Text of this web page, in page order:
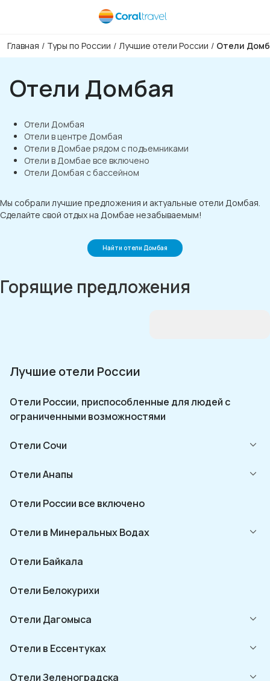
Главная / Туры по России / Лучшие отели России / Отели
Отели Домбая
Отели Домбая
Отели в центре Домбая
Отели в Домбае рядом с подъемниками
Отели в Домбае все включено
Отели Домбая с бассейном
Мы собрали лучшие предложения и актуальные отели Домбая.
Сделайте свой отдых на Домбае незабываемым!
Найти отели Домбая
Горящие предложения
Лучшие отели России
Отели России, приспособленные для людей с
ограниченными возможностями
Отели Сочи
Отели Анапы
Отели России все включено
Отели в Минеральных Водах
Отели Байкала
Отели Белокурихи
Отели Дагомыса
Отели в Ессентуках
Отели Зеленоградска